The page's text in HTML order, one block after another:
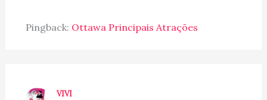
Pingback: Ottawa Principais Atrações
VIVI